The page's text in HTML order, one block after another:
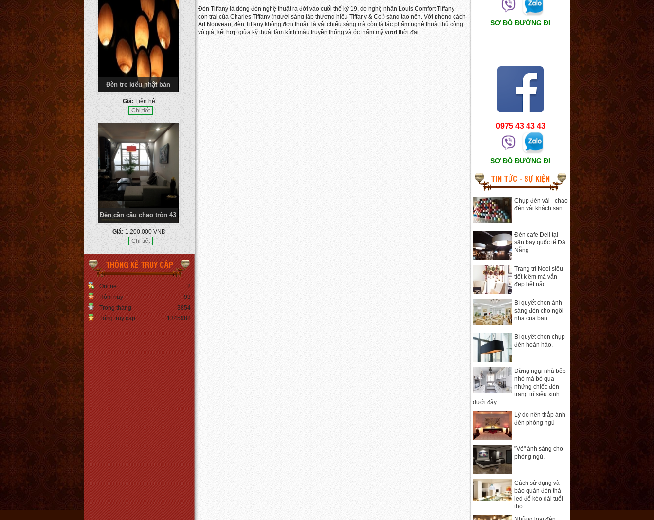
Đèn tre kiểu nhật bản
Giá: Liên hệ
Chi tiết
Đèn cần câu chao tròn 43
Giá: 1.200.000 VNĐ
Chi tiết
Đèn ngủ chân hình thang
Giá:450.000 VNĐ
Chi tiết
Den led edison ST64
Giá:Liên hệ
Chi tiết
THỐNG KÊ TRUY CẬP
Online
2
Hôm nay
93
Trong tháng
3854
Tổng truy cập
1345982
Đèn Tiffany là dòng đèn nghệ thuật ra đời vào cuối thế kỷ 19, do nghệ nhân Louis Comfort Tiffany –
con trai của Charles Tiffany (người sáng lập thương hiệu Tiffany & Co.) sáng tạo nên. Với phong cách
Art Nouveau, đèn Tiffany không đơn thuần là vật chiếu sáng mà còn là tác phẩm nghệ thuật thủ công
vô giá, kết hợp giữa kỹ thuật làm kính màu truyền thống và óc thẩm mỹ vượt thời đại.
SƠ ĐỒ ĐƯỜNG ĐI
0975 43 43 43
SƠ ĐỒ ĐƯỜNG ĐI
TIN TỨC - SỰ KIỆN
Chụp đèn vải - chao
đèn vải khách sạn.
Đèn cafe Deli tại
sân bay quốc tế Đà
Nẵng
Trang trí Noel siêu
tiết kiệm mà vẫn
đẹp hết nấc.
Bí quyết chọn ánh
sáng đèn cho ngôi
nhà của bạn
Bí quyết chọn chụp
đèn hoàn hảo.
Đừng ngại nhà bếp
nhỏ mà bỏ qua
những chiếc đèn
trang trí siêu xinh
dưới đây
Lý do nên thắp ánh
đèn phòng ngủ
"Vẽ" ánh sáng cho
phòng ngủ.
Cách sử dụng và
bảo quản đèn thả
led để kéo dài tuổi
thọ.